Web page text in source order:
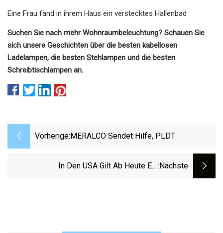
Eine Frau fand in ihrem Haus ein verstecktes Hallenbad
Suchen Sie nach mehr Wohnraumbeleuchtung? Schauen Sie
sich unsere Geschichten über die besten kabellosen
Ladelampen, die besten Stehlampen und die besten
Schreibtischlampen an.
Vorherige: MERALCO Sendet Hilfe, PLDT
In Den USA Gilt Ab Heute Ein:nächste